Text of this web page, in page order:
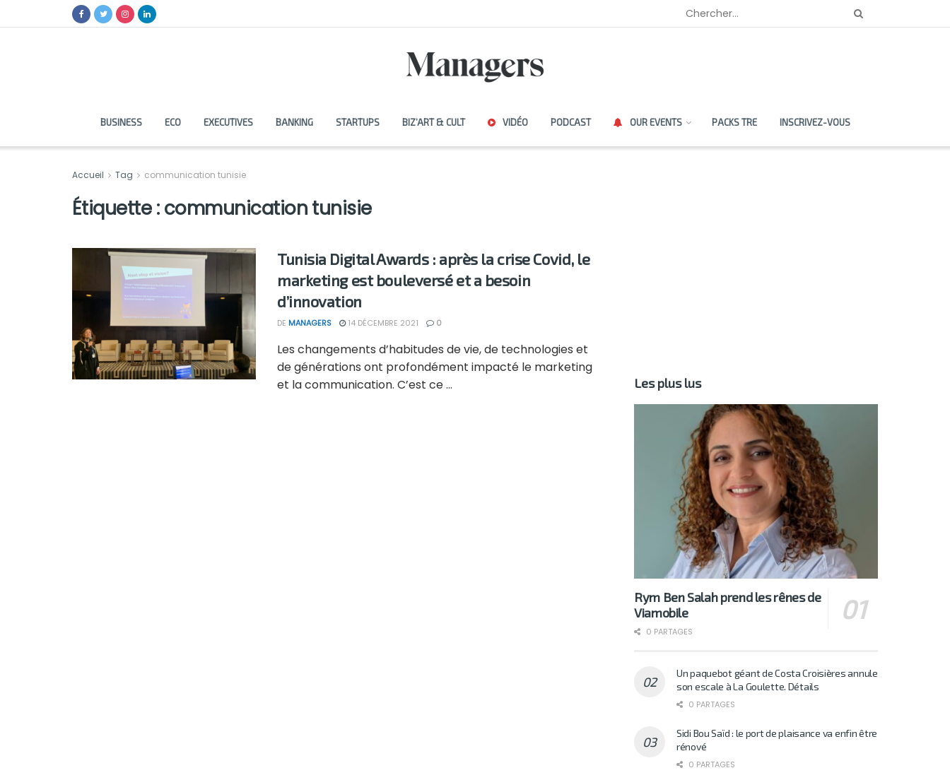
BUSINESS ECO EXECUTIVES BANKING STARTUPS BIZ’ART & CULT VIDÉO PODCAST OUR EVENTS PACKS TRE INSCRIVEZ-VOUS
Accueil Tag communication tunisie
Étiquette :communication tunisie
Tunisia Digital Awards : après la crise Covid, le
marketing est bouleversé et a besoin
d’innovation
DE MANAGERS 14 DÉCEMBRE 2021 0
Les changements d’habitudes de vie, de technologies et
de générations ont profondément impacté le marketing
et la communication. C’est ce ...
Les plus lus
Rym Ben Salah prend les rênes de
Viamobile
0 PARTAGES
Un paquebot géant de Costa Croisières annule
son escale à La Goulette. Détails
0 PARTAGES
Sidi Bou Saïd : le port de plaisance va enfin être
rénové
0 PARTAGES